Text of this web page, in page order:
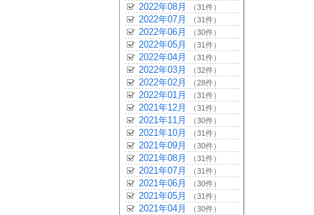
2022年08月 （31件）
2022年07月 （31件）
2022年06月 （30件）
2022年05月 （31件）
2022年04月 （31件）
2022年03月 （32件）
2022年02月 （28件）
2022年01月 （31件）
2021年12月 （31件）
2021年11月 （30件）
2021年10月 （31件）
2021年09月 （30件）
2021年08月 （31件）
2021年07月 （31件）
2021年06月 （30件）
2021年05月 （31件）
2021年04月 （30件）